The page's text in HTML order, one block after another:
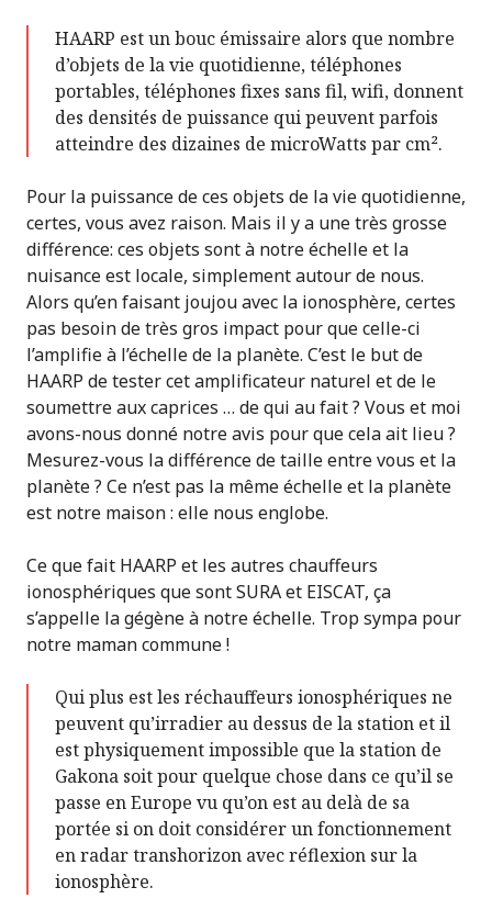
HAARP est un bouc émissaire alors que nombre
d’objets de la vie quotidienne, téléphones
portables, téléphones fixes sans fil, wifi, donnent
des densités de puissance qui peuvent parfois
atteindre des dizaines de microWatts par cm².
Pour la puissance de ces objets de la vie quotidienne,
certes, vous avez raison. Mais il y a une très grosse
différence: ces objets sont à notre échelle et la
nuisance est locale, simplement autour de nous.
Alors qu’en faisant joujou avec la ionosphère, certes
pas besoin de très gros impact pour que celle-ci
l’amplifie à l’échelle de la planète. C’est le but de
HAARP de tester cet amplificateur naturel et de le
soumettre aux caprices … de qui au fait ? Vous et moi
avons-nous donné notre avis pour que cela ait lieu ?
Mesurez-vous la différence de taille entre vous et la
planète ? Ce n’est pas la même échelle et la planète
est notre maison : elle nous englobe.
Ce que fait HAARP et les autres chauffeurs
ionosphériques que sont SURA et EISCAT, ça
s’appelle la gégène à notre échelle. Trop sympa pour
notre maman commune !
Qui plus est les réchauffeurs ionosphériques ne
peuvent qu’irradier au dessus de la station et il
est physiquement impossible que la station de
Gakona soit pour quelque chose dans ce qu’il se
passe en Europe vu qu’on est au delà de sa
portée si on doit considérer un fonctionnement
en radar transhorizon avec réflexion sur la
ionosphère.